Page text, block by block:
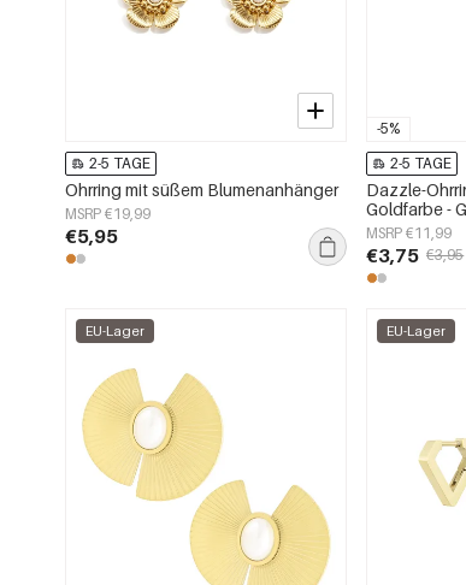
2-5 TAGE
Ohrring mit süßem Blumenanhänger
MSRP €19,99
€5,95
-5%
2-5 TAGE
Dazzle-
Goldfarbe -
MSRP €11,99
€3,75 €3,95
EU-Lager EU-Lager